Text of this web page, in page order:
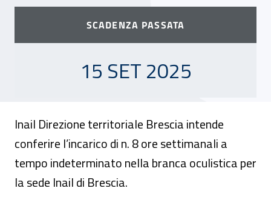
SCADENZA PASSATA
15 SETTEMBRE 2025
15 SET 2025
Inail Direzione territoriale Brescia intende
conferire l’incarico di n. 8 ore settimanali a
tempo indeterminato nella branca oculistica per
la sede Inail di Brescia.